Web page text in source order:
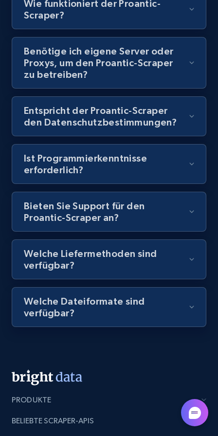
8.1K+
Youtube - Videos posts - Discovery records
by Explore page URL
URL, Title, Youtuber, Youtuber md5, Video url,
Video length, Likes, Views, and more.
by podcast url
URL, Title, Youtuber, Youtuber md5, Video url,
Video length, Likes, Views, and more.
URL, Product name, Product rating, Product
rating object, Product rating max, Rating,
Author name, Asin, and more.
TikTok - Posts
URL, Post id, Description, Create time, Digg
Wie funktioniert der Proantic-
Scraper?
Benötige ich eigene Server oder
Proxys, um den Proantic-Scraper
zu betreiben?
Entspricht der Proantic-Scraper
den Datenschutzbestimmungen?
Ist Programmierkenntnisse
erforderlich?
Bieten Sie Support für den
Proantic-Scraper an?
Welche Liefermethoden sind
verfügbar?
Welche Dateiformate sind
verfügbar?
PRODUKTE
BELIEBTE SCRAPER-APIS